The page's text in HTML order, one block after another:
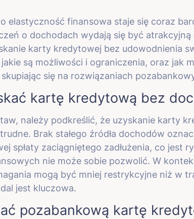
elastyczność finansowa staje się coraz
o dochodach wydają się być atrakcyjną
karty kredytowej bez udowodnienia
są możliwości i ograniczenia, oraz jak
się na rozwiązaniach
kartę kredytową bez
należy podkreślić, że uzyskanie karty
Brak stałego źródła dochodów
spłaty zaciągniętego zadłużenia, co jest
nie może sobie pozwolić. W
mogą być mniej restrykcyjne niż w
jest kluczowa.
pozabankową kartę